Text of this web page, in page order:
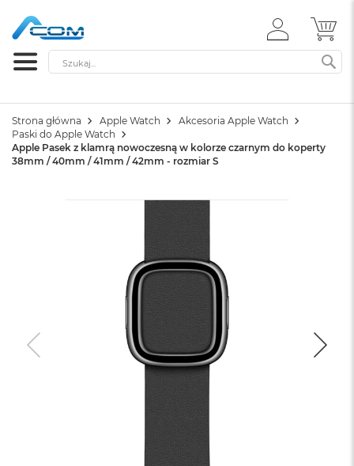
ZALOGUJ
SIĘ
Szukaj
Strona główna Apple Watch
Akcesoria Apple Watch
Paski do Apple Watch
Apple Pasek z klamrą nowoczesną w kolorze czarnym do koperty
38mm / 40mm / 41mm / 42mm - rozmiar S